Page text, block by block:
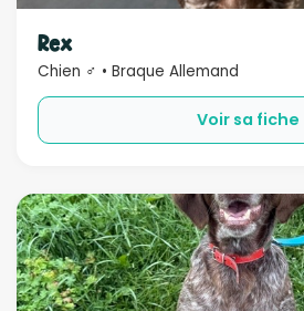
Rex
Chien ♂ • Braque Allemand
Voir sa fiche